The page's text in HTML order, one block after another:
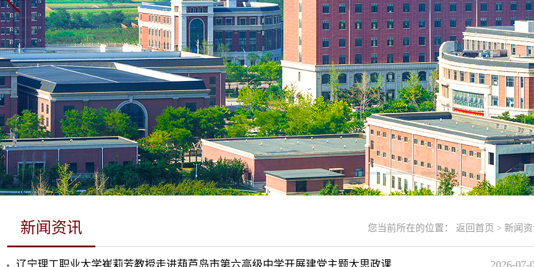
新闻资讯 您当前所在的位置： 返回首页 > 新闻
2026-07-
辽宁理工职业大学崔莉芳教授走进葫芦岛市第六高级中学开展建党主题大思政课